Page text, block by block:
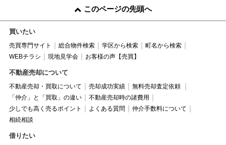
このページの先頭へ
買いたい
売買専門サイト 総合物件検索 学区から検索
町名から検索
WEBチラシ
現地見学会 お客様の声【売買】
不動産売却について
不動産売却・買取について 売却成功実績
無料売却査定依頼
「仲介」と「買取」の違い
不動産売却時の諸費用
少しでも高く売るポイント
よくある質問
仲介手数料について
相続相談
借りたい